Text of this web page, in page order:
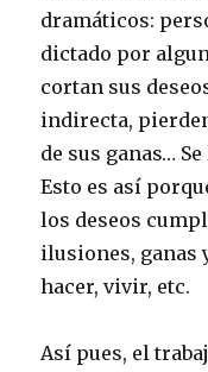
dramáticos:
dictado por
cortan sus
indirecta,
de sus ganas…
Esto es así
los deseos
ilusiones, ganas
hacer, vivir, etc.
Así pues, el